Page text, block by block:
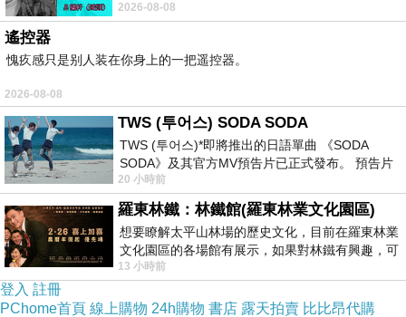
要編列公視和Taiwan plus預算，在110年
2026-08-08
遙控器
愧疚感只是别人装在你身上的一把遥控器。
2026-08-08
TWS (투어스) SODA SODA
TWS (투어스)*即將推出的日語單曲 《SODA
SODA》及其官方MV預告片已正式發布。 預告片
一經發布， 就引發了粉絲們對這次夏季回
20 小時前
羅東林鐵：林鐵館(羅東林業文化園區)
想要瞭解太平山林場的歷史文化，目前在羅東林業
文化園區的各場館有展示，如果對林鐵有興趣，可
以到林鐵館。 這裡展示從山下
13 小時前
登入 註冊
PChome首頁 線上購物 24h購物 書店 露天拍賣 比比昂代購